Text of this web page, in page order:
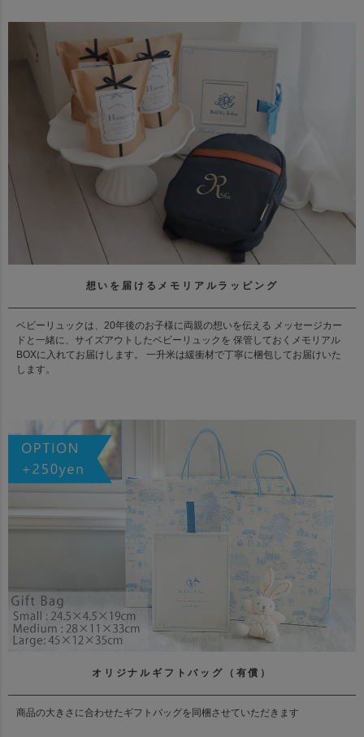
想いを届けるメモリアルラッピング
ベビーリュックは、20年後のお子様に両親の想いを伝える メッセージカー
ドと一緒に、サイズアウトしたベビーリュックを 保管しておくメモリアル
BOXに入れてお届けします。 一升米は緩衝材で丁寧に梱包してお届けいた
します。
オリジナルギフトバッグ（有償）
商品の大きさに合わせたギフトバッグを同梱させていただきます